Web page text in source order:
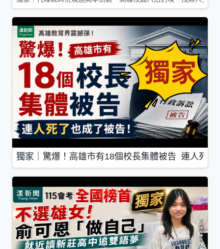
獨家｜驚爆！高雄市有18個校長集體被告 連人死了